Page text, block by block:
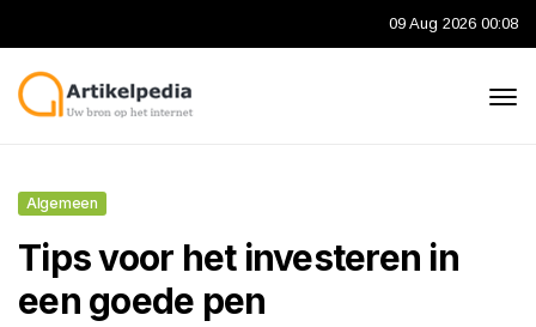
09 Aug 2026 00:08
Algemeen
Tips voor het investeren in
een goede pen